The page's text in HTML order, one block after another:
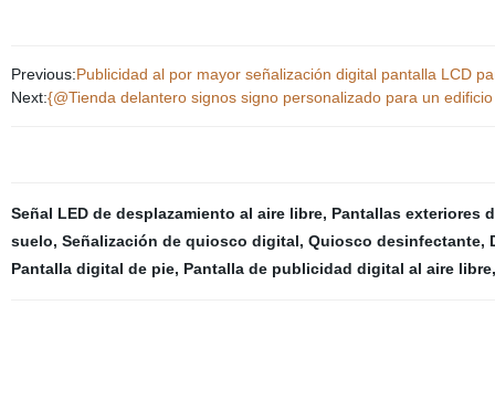
Previous:Publicidad al por mayor señalización digital pantalla LCD
Next:{@Tienda delantero signos signo personalizado para un
Señal LED de desplazamiento al aire libre, Pantallas exteriores
suelo, Señalización de quiosco digital, Quiosco desinfectante,
Pantalla digital de pie, Pantalla de publicidad digital al aire libre,